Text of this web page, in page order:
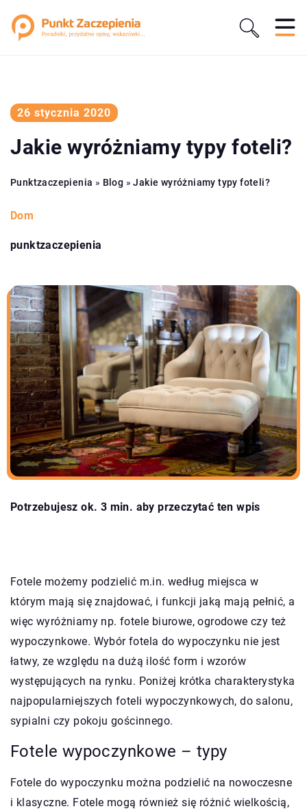
26 stycznia 2020
Jakie wyróżniamy typy foteli?
Punktzaczepienia » Blog »Jakie wyróżniamy typy foteli?
Dom
punktzaczepienia
Potrzebujesz ok. 3 min. aby przeczytać ten wpis
Fotele możemy podzielić m.in. według miejsca w
którym mają się znajdować, i funkcji jaką mają pełnić, a
więc wyróżniamy np. fotele biurowe, ogrodowe czy też
wypoczynkowe. Wybór fotela do wypoczynku nie jest
łatwy, ze względu na dużą ilość form i wzorów
występujących na rynku. Poniżej krótka charakterystyka
najpopularniejszych foteli wypoczynkowych, do salonu,
sypialni czy pokoju gościnnego.
Fotele wypoczynkowe – typy
Fotele do wypoczynku można podzielić na nowoczesne
i klasyczne. Fotele mogą również się różnić wielkością,